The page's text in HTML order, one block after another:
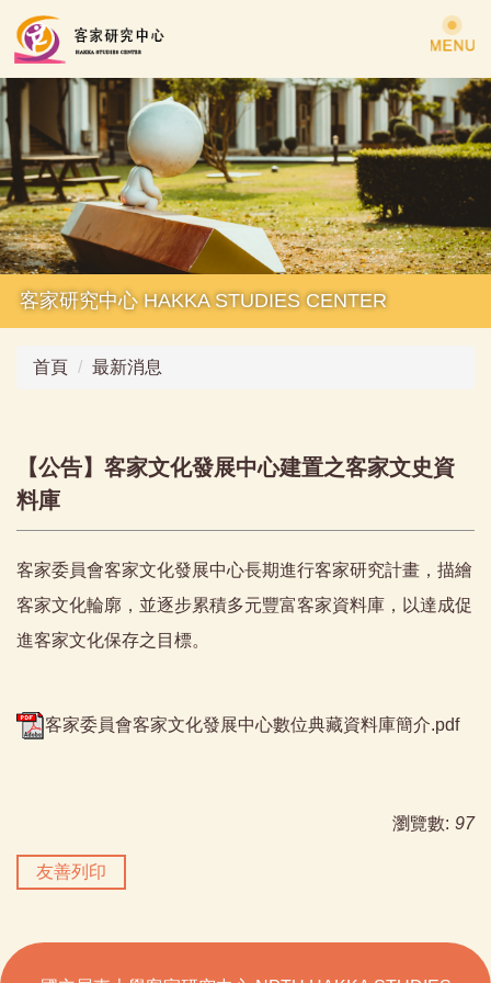
跳
到
主
要
容
區
客家研究中心 HAKKA STUDIES CENTER
首頁 最新消息
【公告】客家文化發展中心建置之客家文史資
料庫
客家委員會客家文化發展中心長期進行客家研究計畫，描繪
客家文化輪廓，並逐步累積多元豐富客家資料庫，以達成促
進客家文化保存之目標。
客家委員會客家文化發展中心數位典藏資料庫簡介.pdf
瀏覽數: 97
友善列印